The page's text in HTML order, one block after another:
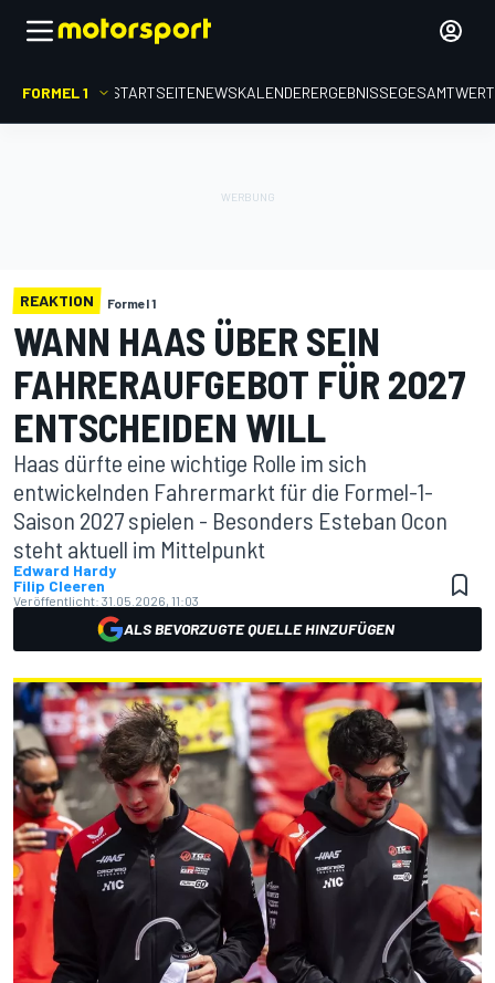
FORMEL 1 STARTSEITENEWSKALENDERERGEBNISSE
REAKTION Formel 1
WANN HAAS ÜBER SEIN
FAHRERAUFGEBOT FÜR 2027
ENTSCHEIDEN WILL
Haas dürfte eine wichtige Rolle im sich
entwickelnden Fahrermarkt für die Formel-1-
Saison 2027 spielen - Besonders Esteban Ocon
steht aktuell im Mittelpunkt
Edward Hardy
Filip Cleeren
Veröffentlicht: 31.05.2026, 11:03
ALS BEVORZUGTE QUELLE HINZUFÜGEN